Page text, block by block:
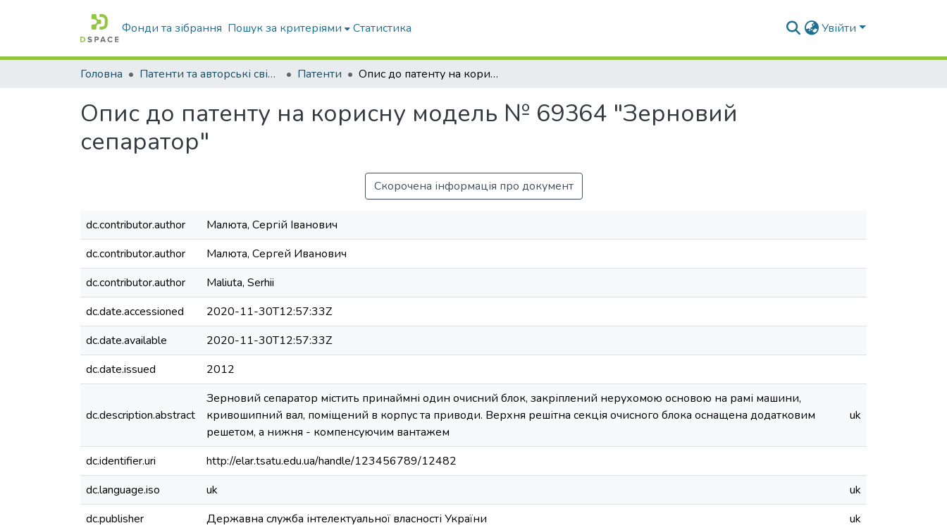
Фонди та зібрання Пошук за критеріями Статистика Увійти
Головна Патенти та авторські свідоцтва Патенти Опис до патенту на корисну модель № 69364 "Зерновий сепаратор"
Опис до патенту на корисну модель № 69364 "Зерновий
сепаратор"
Скорочена інформація про документ
dc.contributor.author
Малюта, Сергій Іванович
dc.contributor.author
Малюта, Сергей Иванович
dc.contributor.author
Maliuta, Serhii
dc.date.accessioned
2020-11-30T12:57:33Z
dc.date.available
2020-11-30T12:57:33Z
dc.date.issued
2012
dc.description.abstract
Зерновий сепаратор містить принаймні один очисний блок, закріплений нерухомою основою на рамі машини,
кривошипний вал, поміщений в корпус та приводи. Верхня решітна секція очисного блока оснащена додатковим
решетом, а нижня - компенсуючим вантажем
uk
dc.identifier.uri
http://elar.tsatu.edu.ua/handle/123456789/12482
dc.language.iso
uk
uk
dc.publisher
Державна служба інтелектуальної власності України
uk